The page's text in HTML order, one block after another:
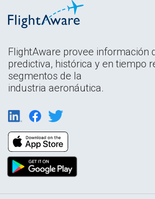
FlightAware provee información
predictiva, histórica y en tiempo
segmentos de la
industria aeronáutica.